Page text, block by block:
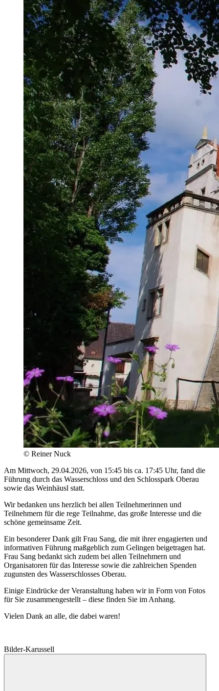
© Reiner Nuck
Am Mittwoch, 29.04.2026, von 15:45 bis ca. 17:45 Uhr, fand die
Führung durch das Wasserschloss und den Schlosspark Oberau
sowie das Weinhäusl statt.
Wir bedanken uns herzlich bei allen Teilnehmerinnen und
Teilnehmern für die rege Teilnahme, das große Interesse und die
schöne gemeinsame Zeit.
Ein besonderer Dank gilt Frau Sang, die mit ihrer engagierten und
informativen Führung maßgeblich zum Gelingen beigetragen hat.
Frau Sang bedankt sich zudem bei allen Teilnehmern und
Organisatoren für das Interesse sowie die zahlreichen Spenden
zugunsten des Wasserschlosses Oberau.
Einige Eindrücke der Veranstaltung haben wir in Form von Fotos
für Sie zusammengestellt – diese finden Sie im Anhang.
Vielen Dank an alle, die dabei waren!
Bilder-Karussell